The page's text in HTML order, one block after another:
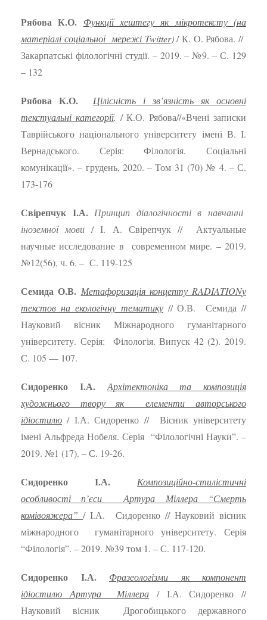
Рябова К.О. Функції хештегу як мікротексту (на
матеріалі соціальної мережі Twitter)/ К. О. Рябова. //
Закарпатські філологічні студії. – 2019. – №9. – С. 129
– 132
Рябова К.О.
Цілісність і зв’язність як основні
текстуальні категорії. / К.О. Рябова//«Вчені записки
Таврійського національного університету імені В. І.
Вернадського. Серія: Філологія. Соціальні
комунікації». – грудень, 2020. – Том 31 (70) № 4. – С.
173-176
Свірепчук І.А. Принцип діалогічності в навчанні
іноземної мови / І. А. Свірепчук // Актуальные
научные исследование в современном мире. – 2019.
№12(56), ч. 6. – С. 119-125
Семида О.В. Метафоризація концепту RADIATIONу
текстов на екологічну тематику// О.В. Семида //
Науковий вісник Міжнародного гуманітарного
університету. Серія: Філологія. Випуск 42 (2). 2019.
С. 105 — 107.
Сидоренко І.А.
Архітектоніка та композиція
художнього твору як елементи авторського
ідіостилю / І.А. Сидоренко // Вісник університету
імені Альфреда Нобеля. Серія “Філологічні Науки”. –
2019. №1 (17). – С. 19-26.
Сидоренко І.А.
Композиційно-стилістичні
особливості п’єси Артура Міллера “Смерть
комівояжера” / І.А. Сидоренко // Науковий вісник
міжнародного гуманітарного університету. Серія
“Філологія”. – 2019. №39 том 1. – С. 117-120.
Сидоренко І.А.
Фразеологізми як компонент
ідіостилю Артура Міллера / І.А. Сидоренко //
Науковий вісник Дрогобицького державного